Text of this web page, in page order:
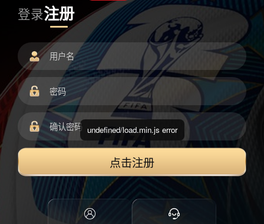
登录注册
点击注册
undefined/load.min.js error